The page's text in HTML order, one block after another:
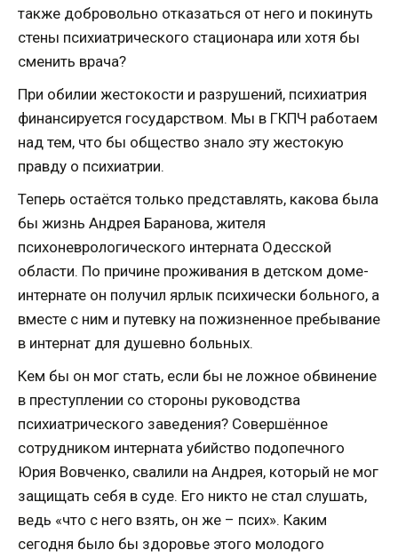
также добровольно отказаться от него и покинуть
стены психиатрического стационара или хотя бы
сменить врача?
При обилии жестокости и разрушений, психиатрия
финансируется государством. Мы в ГКПЧ работаем
над тем, что бы общество знало эту жестокую
правду о психиатрии.
Теперь остаётся только представлять, какова была
бы жизнь Андрея Баранова, жителя
психоневрологического интерната Одесской
области. По причине проживания в детском доме-
интернате он получил ярлык психически больного, а
вместе с ним и путевку на пожизненное пребывание
в интернат для душевно больных.
Кем бы он мог стать, если бы не ложное обвинение
в преступлении со стороны руководства
психиатрического заведения? Совершённое
сотрудником интерната убийство подопечного
Юрия Вовченко, свалили на Андрея, который не мог
защищать себя в суде. Его никто не стал слушать,
ведь «что с него взять, он же – псих». Каким
сегодня было бы здоровье этого молодого